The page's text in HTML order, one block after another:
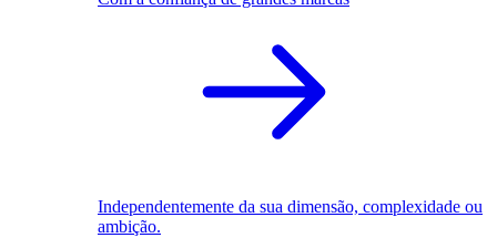
Independentemente da sua dimensão, complexidade ou
ambição.